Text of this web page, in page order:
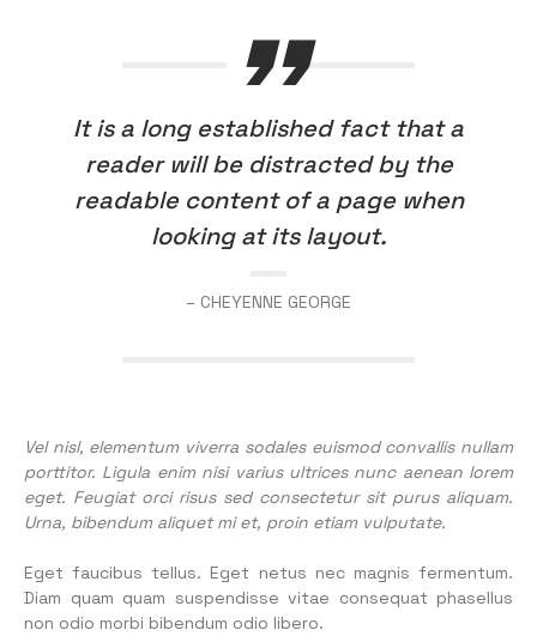
It is a long established fact that a
reader will be distracted by the
readable content of a page when
looking at its layout.
– CHEYENNE GEORGE
Vel nisl, elementum viverra sodales euismod convallis nullam
porttitor. Ligula enim nisi varius ultrices nunc aenean lorem
eget. Feugiat orci risus sed consectetur sit purus aliquam.
Urna, bibendum aliquet mi et, proin etiam vulputate.
Eget faucibus tellus. Eget netus nec magnis fermentum.
Diam quam quam suspendisse vitae consequat phasellus
non odio morbi bibendum odio libero.